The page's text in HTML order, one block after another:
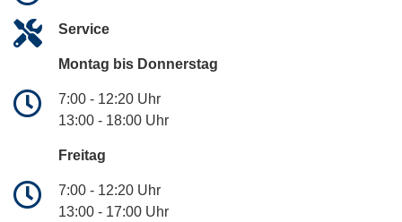
Service
Montag bis Donnerstag
7:00 - 12:20 Uhr
13:00 - 18:00 Uhr
Freitag
7:00 - 12:20 Uhr
13:00 - 17:00 Uhr